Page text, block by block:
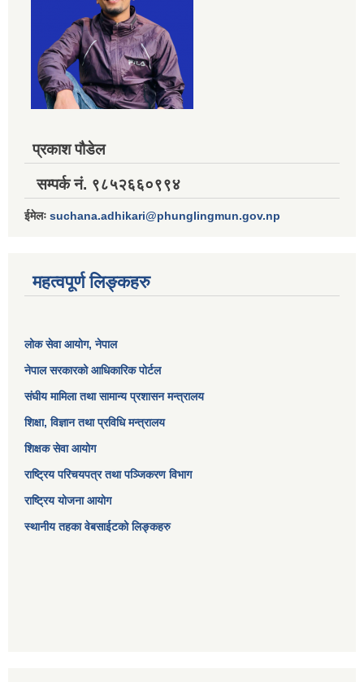
प्रकाश पौडेल
सम्पर्क नं. ९८५२६६०९९४
ईमेलः suchana.adhikari@phunglingmun.gov.np
महत्वपूर्ण लिङ्कहरु
लोक सेवा आयोग, नेपाल
नेपाल सरकारको आधिकारिक पोर्टल
संघीय मामिला तथा सामान्य प्रशासन मन्त्रालय
शिक्षा, विज्ञान तथा प्रविधि मन्त्रालय
शिक्षक सेवा आयोग
राष्ट्रिय परिचयपत्र तथा पञ्जिकरण विभाग
राष्ट्रिय योजना आयोग
स्थानीय तहका वेबसाईटको लिङ्कहरु